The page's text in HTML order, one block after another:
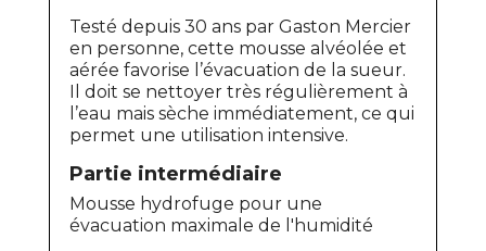
Testé depuis 30 ans par Gaston Mercier
en personne, cette mousse alvéolée et
aérée favorise l’évacuation de la sueur.
Il doit se nettoyer très régulièrement à
l’eau mais sèche immédiatement, ce qui
permet une utilisation intensive.
Partie intermédiaire
Mousse hydrofuge pour une
évacuation maximale de l'humidité